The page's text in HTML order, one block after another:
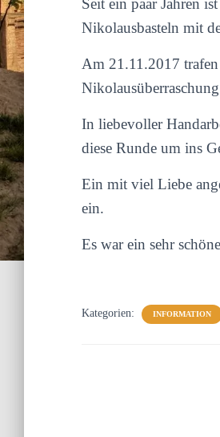
Seit ein paar Jahren
Nikolausbasteln mit
Am 21.11.2017
In liebevoller
diese Runde um ins
Ein mit viel Liebe
ein.
Es war ein sehr
Kategorien: INFORMATION